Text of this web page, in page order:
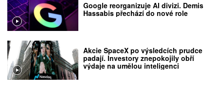
Google reorganizuje AI divizi. Demis
Hassabis přechází do nové role
Akcie SpaceX po výsledcích prudce
padají. Investory znepokojily obří
výdaje na umělou inteligenci